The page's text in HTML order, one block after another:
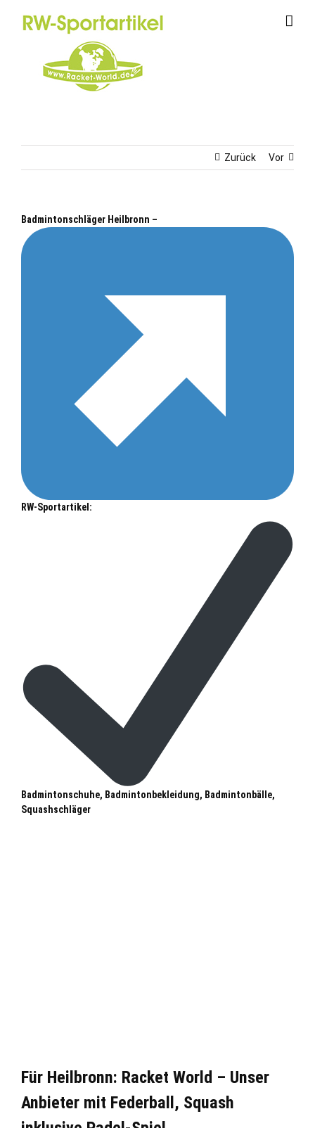
Zurück Vor
Badmintonschläger Heilbronn –
RW-Sportartikel:
Badmintonschuhe, Badmintonbekleidung, Badmintonbälle,
Squashschläger
Für Heilbronn: Racket World – Unser
Anbieter mit Federball, Squash